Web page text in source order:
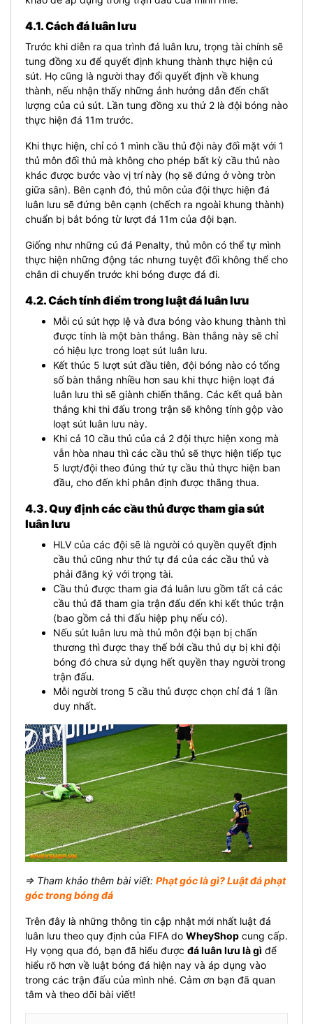
4.1. Cách đá luân lưu
Trước khi diễn ra qua trình đá luân lưu, trọng tài chính sẽ
tung đồng xu để quyết định khung thành thực hiện cú
sút. Họ cũng là người thay đổi quyết định về khung
thành, nếu nhận thấy những ảnh hưởng dẫn đến chất
lượng của cú sút. Lần tung đồng xu thứ 2 là đội bóng nào
thực hiện đá 11m trước.
Khi thực hiện, chỉ có 1 mình cầu thủ đội này đối mặt với 1
thủ môn đối thủ mà không cho phép bất kỳ cầu thủ nào
khác được bước vào vị trí này (họ sẽ đứng ở vòng tròn
giữa sân). Bên cạnh đó, thủ môn của đội thực hiện đá
luân lưu sẽ đứng bên cạnh (chếch ra ngoài khung thành)
chuẩn bị bắt bóng từ lượt đá 11m của đội bạn.
Giống như những cú đá Penalty, thủ môn có thể tự mình
thực hiện những động tác nhưng tuyệt đối không thể cho
chân di chuyển trước khi bóng được đá đi.
4.2. Cách tính điểm trong luật đá luân lưu
Mỗi cú sút hợp lệ và đưa bóng vào khung thành thì
được tính là một bàn thắng. Bàn thắng này sẽ chỉ
có hiệu lực trong loạt sút luân lưu.
Kết thúc 5 lượt sút đầu tiên, đội bóng nào có tổng
số bàn thắng nhiều hơn sau khi thực hiện loạt đá
luân lưu thì sẽ giành chiến thắng. Các kết quả bàn
thắng khi thi đấu trong trận sẽ không tính gộp vào
loạt sút luân lưu này.
Khi cả 10 cầu thủ của cả 2 đội thực hiện xong mà
vẫn hòa nhau thì các cầu thủ sẽ thực hiện tiếp tục
5 lượt/đội theo đúng thứ tự cầu thủ thực hiện ban
đầu, cho đến khi phân định được thắng thua.
4.3. Quy định các cầu thủ được tham gia sút
luân lưu
HLV của các đội sẽ là người có quyền quyết định
cầu thủ cũng như thứ tự đá của các cầu thủ và
phải đăng ký với trọng tài.
Cầu thủ được tham gia đá luân lưu gồm tất cả các
cầu thủ đã tham gia trận đấu đến khi kết thúc trận
(bao gồm cả thi đấu hiệp phụ nếu có).
Nếu sút luân lưu mà thủ môn đội bạn bị chấn
thương thì được thay thế bởi cầu thủ dự bị khi đội
bóng đó chưa sử dụng hết quyền thay người trong
trận đấu.
Mỗi người trong 5 cầu thủ được chọn chỉ đá 1 lần
duy nhất.
⇒ Tham khảo thêm bài viết: Phạt góc là gì? Luật đá phạt
góc trong bóng đá
Trên đây là những thông tin cập nhật mới nhất luật đá
luân lưu theo quy định của FIFA do WheyShop cung cấp.
Hy vọng qua đó, bạn đã hiểu được đá luân lưu là gì để
hiểu rõ hơn về luật bóng đá hiện nay và áp dụng vào
trong các trận đấu của mình nhé. Cảm ơn bạn đã quan
tâm và theo dõi bài viết!